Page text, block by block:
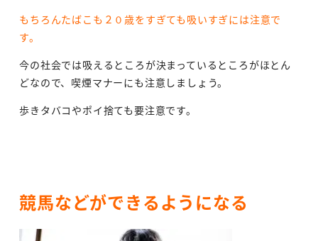
もちろんたばこも２０歳をすぎても吸いすぎには注意で
す。
今の社会では吸えるところが決まっているところがほとん
どなので、喫煙マナーにも注意しましょう。
歩きタバコやポイ捨ても要注意です。
競馬などができるようになる